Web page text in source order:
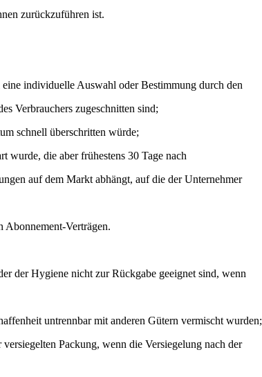
zurückzuführen ist.
individuelle Auswahl oder Bestimmung durch den
Verbrauchers zugeschnitten sind;
schnell überschritten würde;
wurde, die aber frühestens 30 Tage nach
auf dem Markt abhängt, auf die der Unternehmer
Verträgen.
der Hygiene nicht zur Rückgabe geeignet sind, wenn
untrennbar mit anderen Gütern vermischt wurden;
Packung, wenn die Versiegelung nach der